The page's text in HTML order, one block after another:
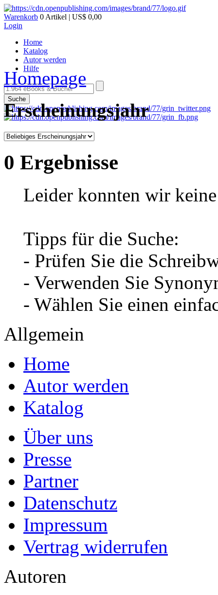
Warenkorb 0 Artikel | US$ 0,00
Login
Home
Katalog
Autor werden
Hilfe
Suche
Homepage
Erscheinungsjahr
0 Ergebnisse
Leider konnten wir
Tipps für die Suche:
- Prüfen Sie die
- Verwenden Sie
- Wählen Sie einen
Allgemein
Home
Autor werden
Katalog
Über uns
Presse
Partner
Datenschutz
Impressum
Vertrag widerrufen
Autoren